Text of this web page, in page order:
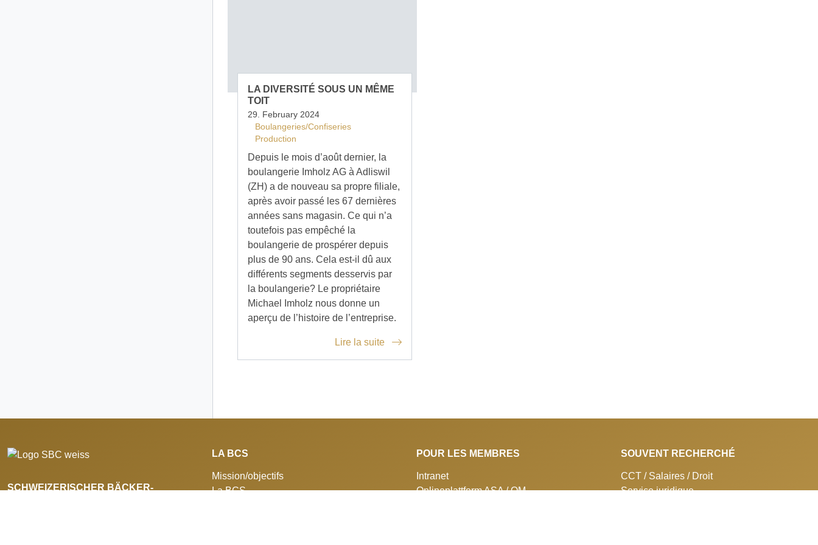
LA DIVERSITÉ SOUS UN MÊME
TOIT
29. February 2024
Boulangeries/Confiseries
Production
Depuis le mois d’août dernier, la
boulangerie Imholz AG à Adliswil
(ZH) a de nouveau sa propre filiale,
après avoir passé les 67 dernières
années sans magasin. Ce qui n’a
toutefois pas empêché la
boulangerie de prospérer depuis
plus de 90 ans. Cela est-il dû aux
différents segments desservis par
la boulangerie? Le propriétaire
Michael Imholz nous donne un
aperçu de l’histoire de l’entreprise.
Lire la suite
SCHWEIZERISCHER BÄCKER-
LA BCS
Mission/objectifs
La BCS
POUR LES MEMBRES
Intranet
Onlineplattform ASA / QM
SOUVENT RECHERCHÉ
CCT / Salaires / Droit
Service juridique